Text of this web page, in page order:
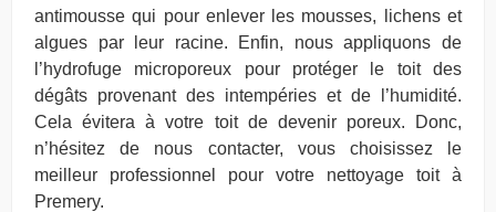
antimousse qui pour enlever les mousses, lichens et
algues par leur racine. Enfin, nous appliquons de
l’hydrofuge microporeux pour protéger le toit des
dégâts provenant des intempéries et de l’humidité.
Cela évitera à votre toit de devenir poreux. Donc,
n’hésitez de nous contacter, vous choisissez le
meilleur professionnel pour votre nettoyage toit à
Premery.